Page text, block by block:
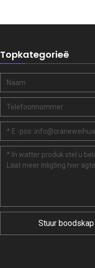
Topkategorieë
Stuur boodskap